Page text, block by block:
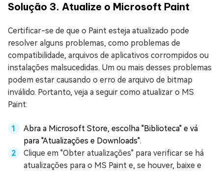
Solução 3. Atualize o Microsoft Paint
Certificar-se de que o Paint esteja atualizado pode
resolver alguns problemas, como problemas de
compatibilidade, arquivos de aplicativos corrompidos ou
instalações malsucedidas. Um ou mais desses problemas
podem estar causando o erro de arquivo de bitmap
inválido. Portanto, veja a seguir como atualizar o MS
Paint:
Abra a Microsoft Store, escolha "Biblioteca" e vá
para "Atualizações e Downloads".
Clique em "Obter atualizações" para verificar se há
atualizações para o MS Paint e, se houver, baixe e